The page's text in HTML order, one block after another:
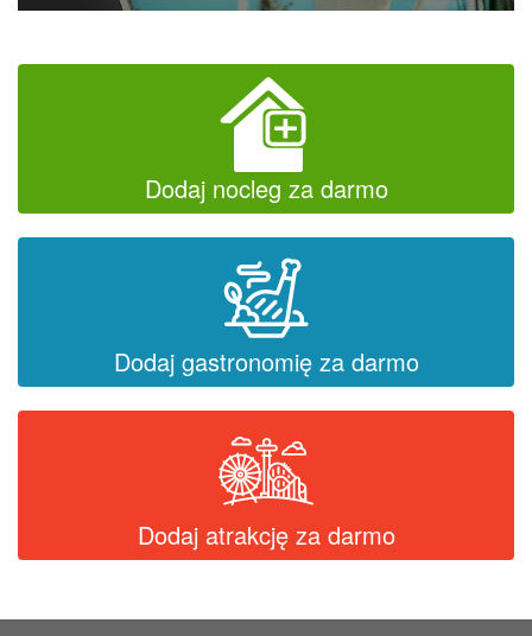
Dodaj nocleg za darmo
Dodaj gastronomię za darmo
Dodaj atrakcję za darmo